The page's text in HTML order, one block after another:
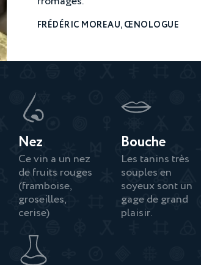
FRÉDÉRIC MOREAU, ŒNOLOGUE
Nez
Ce vin a un nez
de fruits rouges
(framboise,
groseilles,
cerise)
Bouche
Les tanins très
souples en
soyeux sont un
gage de grand
plaisir.